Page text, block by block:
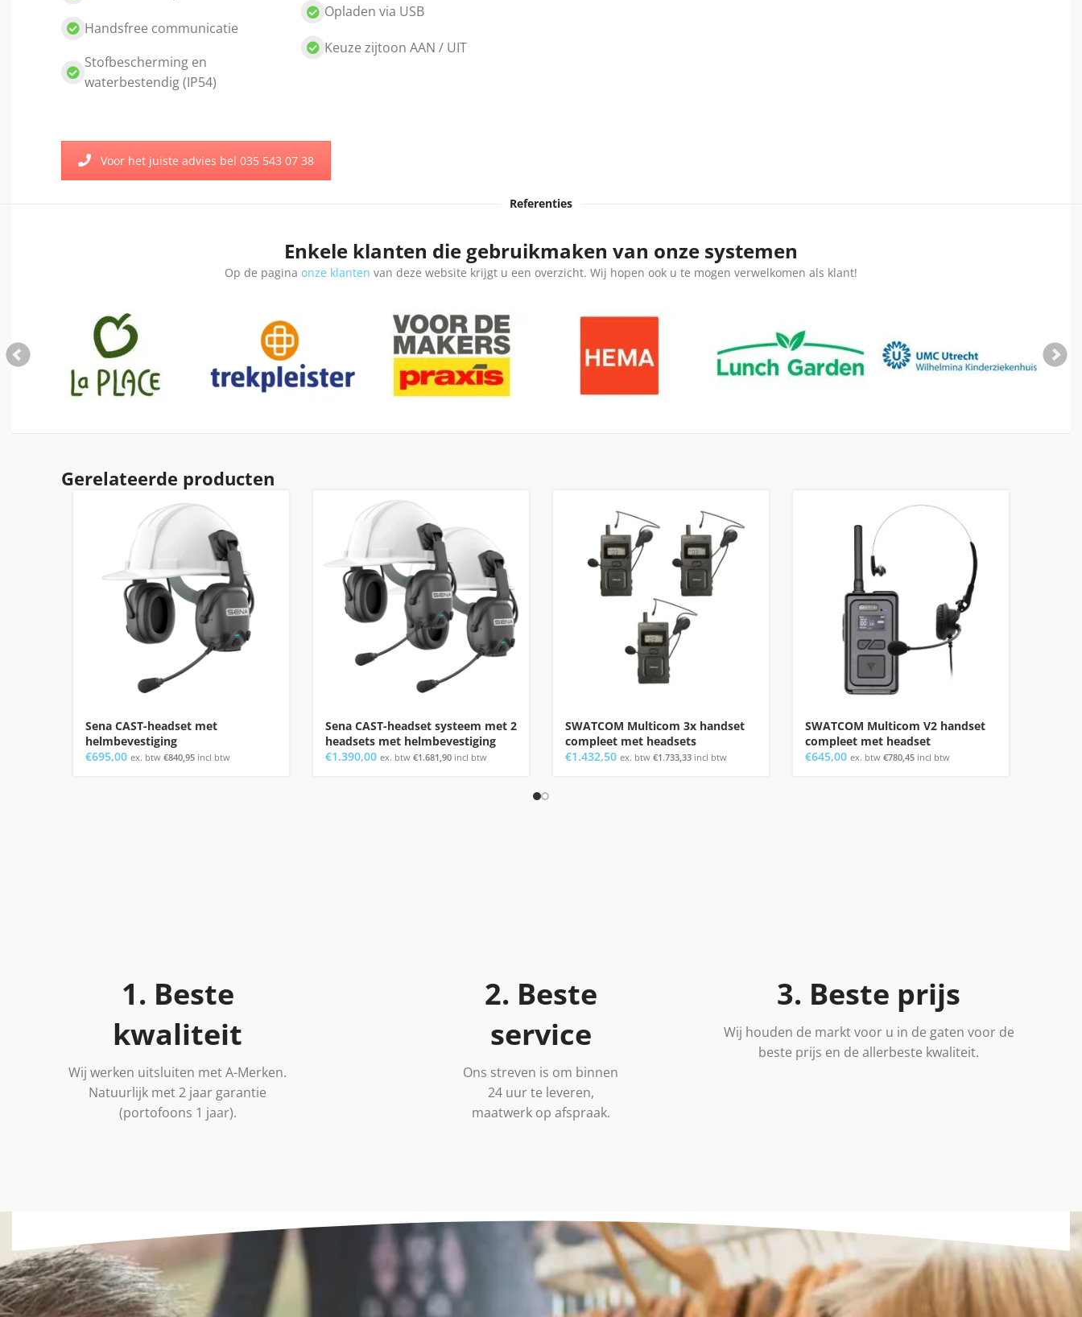
Handsfree communicatie
Stofbescherming en
waterbestendig (IP54)
Opladen via USB
Keuze zijtoon AAN / UIT
Voor het juiste advies bel 035 543 07 38
Referenties
Enkele klanten die gebruikmaken van onze systemen
Op de pagina onze klanten van deze website krijgt u een overzicht. Wij hopen ook u te mogen verwelkomen als klant!
Gerelateerde producten
Sena CAST-headset met
helmbevestiging
€695,00 ex. btw €840,95 incl btw
Sena CAST-headset systeem met 2
headsets met helmbevestiging
€1.390,00 ex. btw €1.681,90 incl btw
SWATCOM Multicom 3x handset
compleet met headsets
€1.432,50 ex. btw €1.733,33 incl btw
SWATCOM Multicom V2 handset
compleet met headset
€645,00 ex. btw €780,45 incl btw
1. Beste
kwaliteit
Wij werken uitsluiten met A-Merken.
Natuurlijk met 2 jaar garantie
(portofoons 1 jaar).
2. Beste
service
Ons streven is om binnen
24 uur te leveren,
maatwerk op afspraak.
3. Beste prijs
Wij houden de markt voor u in de gaten voor de
beste prijs en de allerbeste kwaliteit.